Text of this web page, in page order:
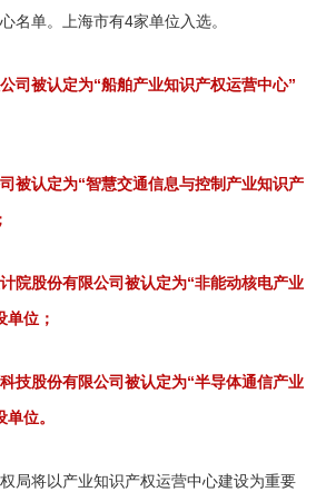
名单。上海市有4家单位入选。
司被认定为“船舶产业知识产权运营中心”
认定为“智慧交通信息与控制产业知识产
股份有限公司被认定为“非能动核电产业
单位；
股份有限公司被认定为“半导体通信产业
位。
将以产业知识产权运营中心建设为重要